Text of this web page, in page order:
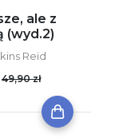
ale z
(wyd.2)
Reid
49,90 zł